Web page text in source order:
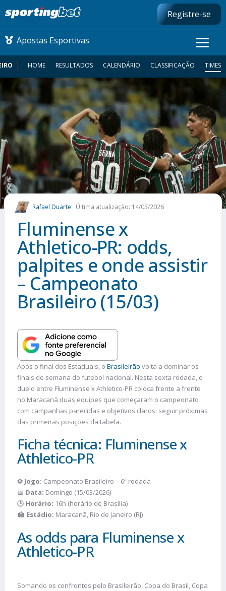
Registre-se
Apostas Esportivas
CONMEBOL LIBERTADORES
FUTEBOL NACIONAL
FUTEBOL INTERNACIONAL
COMO APOSTAR
MAIS ESPORTES
HOME RESULTADOS CALENDÁRIO CLASSIFICAÇÃO TIMES
Rafael Duarte Última atualização: 14/03/2026
Fluminense x
Athletico-PR: odds,
palpites e onde assistir
– Campeonato
Brasileiro (15/03)
Após o final dos Estaduais, o Brasileirão volta a dominar os
finais de semana do futebol nacional. Nesta sexta rodada, o
duelo entre Fluminense x Athletico-PR coloca frente a frente
no Maracanã duas equipes que começaram o campeonato
com campanhas parecidas e objetivos claros: seguir próximas
das primeiras posições da tabela.
Ficha técnica: Fluminense x
Athletico-PR
⚽ Jogo: Campeonato Brasileiro – 6ª rodada
📅 Data: Domingo (15/03/2026)
🕒 Horário: 16h (horário de Brasília)
🏟️ Estádio: Maracanã, Rio de Janeiro (RJ)
As odds para Fluminense x
Athletico-PR
Somando os confrontos pelo Brasileirão, Copa do Brasil, Copa